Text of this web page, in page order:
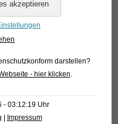
darstellen?
- hier klicken
- 03:12:19 Uhr
| Impressum